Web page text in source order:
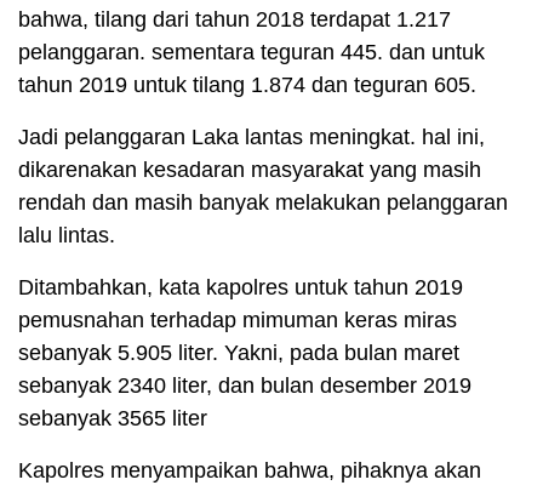
bahwa, tilang dari tahun 2018 terdapat 1.217
pelanggaran. sementara teguran 445. dan untuk
tahun 2019 untuk tilang 1.874 dan teguran 605.
Jadi pelanggaran Laka lantas meningkat. hal ini,
dikarenakan kesadaran masyarakat yang masih
rendah dan masih banyak melakukan pelanggaran
lalu lintas.
Ditambahkan, kata kapolres untuk tahun 2019
pemusnahan terhadap mimuman keras miras
sebanyak 5.905 liter. Yakni, pada bulan maret
sebanyak 2340 liter, dan bulan desember 2019
sebanyak 3565 liter
Kapolres menyampaikan bahwa, pihaknya akan